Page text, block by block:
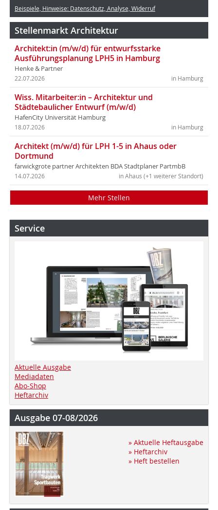
Beispiele, Hinweise: Datenschutz, Analyse, Widerruf
Stellenmarkt Architektur
Architekt:in (m/w/d) für entwurfsstarke
Ausführungsplanung LPH5 in Hamburg
Henke & Partner
in Hamburg
22.07.2026
Wiss. Mitarbeiter:in – Architektur und
Städtebaulicher Entwurf (m/w/d)
HafenCity Universität Hamburg
in Hamburg
18.07.2026
Architekt (m/w/d) für LPH 1-5 in Ahaus oder
Dortmund
farwickgrote partner Architekten BDA Stadtplaner PartmbB
in Ahaus (+1 weiterer Standort)
14.07.2026
Mehr Stellen
Service
Aktuelle Ausgabe
Mediadaten
Abo-Shop
Heftarchiv
Ausgabe 07-08/2026
» Aktuelle Heftausgabe
» Heftarchiv
» Heft bestellen